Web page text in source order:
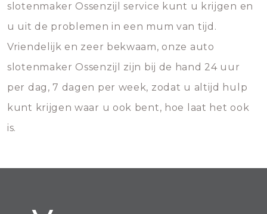
slotenmaker Ossenzijl service kunt u krijgen en
u uit de problemen in een mum van tijd.
Vriendelijk en zeer bekwaam, onze auto
slotenmaker Ossenzijl zijn bij de hand 24 uur
per dag, 7 dagen per week, zodat u altijd hulp
kunt krijgen waar u ook bent, hoe laat het ook
is.